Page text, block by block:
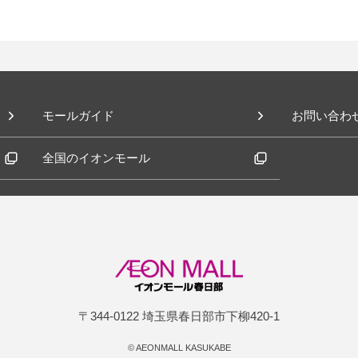
モールガイド お問い合わ
全国のイオンモール
〒344-0122 埼玉県春日部市下柳420-1
©AEONMALL KASUKABE